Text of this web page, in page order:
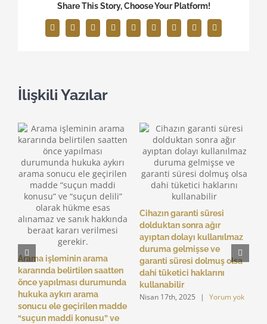
Share This Story, Choose Your Platform!
Facebook
X RedditLinkedInWhatsAppTumblrPinterest
Vk
E-
posta
İlişkili Yazılar
Arama işleminin arama
kararında belirtilen saatten
önce yapılması durumunda
hukuka aykırı arama
sonucu ele geçirilen madde
“suçun maddi konusu” ve
Cihazın garanti süresi
dolduktan sonra ağır
ayıptan dolayı kullanılmaz
duruma gelmişse ve
garanti süresi dolmuş olsa
dahi tüketici haklarını
kullanabilir
Nisan 17th, 2025 | Yorum yok